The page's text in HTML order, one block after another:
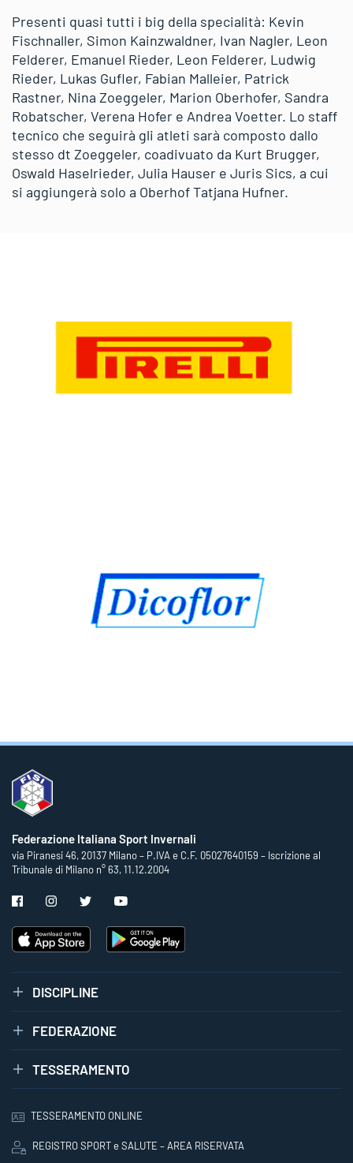
Presenti quasi tutti i big della specialità: Kevin
Fischnaller, Simon Kainzwaldner, Ivan Nagler, Leon
Felderer, Emanuel Rieder, Leon Felderer, Ludwig
Rieder, Lukas Gufler, Fabian Malleier, Patrick
Rastner, Nina Zoeggeler, Marion Oberhofer, Sandra
Robatscher, Verena Hofer e Andrea Voetter. Lo staff
tecnico che seguirà gli atleti sarà composto dallo
stesso dt Zoeggeler, coadivuato da Kurt Brugger,
Oswald Haselrieder, Julia Hauser e Juris Sics, a cui
si aggiungerà solo a Oberhof Tatjana Hufner.
Federazione Italiana Sport Invernali
via Piranesi 46, 20137 Milano – P.IVA e C.F. 05027640159 – Iscrizione al
Tribunale di Milano n° 63, 11.12.2004
DISCIPLINE
FEDERAZIONE
TESSERAMENTO
TESSERAMENTO ONLINE
REGISTRO SPORT e SALUTE – AREA RISERVATA